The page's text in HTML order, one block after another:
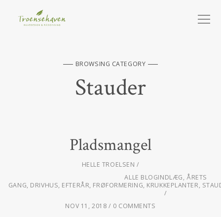
BROWSING CATEGORY
Stauder
Pladsmangel
HELLE TROELSEN
ALLE BLOGINDLÆG, ÅRETS
GANG, DRIVHUS, EFTERÅR, FRØFORMERING, KRUKKEPLANTER,
NOV 11, 2018 0 COMMENTS